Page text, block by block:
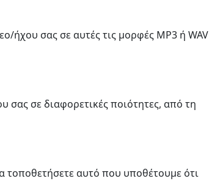
ήχου σας σε αυτές τις μορφές MP3 ή WAV
σας σε διαφορετικές ποιότητες, από τη
τοποθετήσετε αυτό που υποθέτουμε ότι